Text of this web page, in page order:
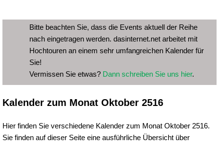
Bitte beachten Sie, dass die Events aktuell der Reihe
nach eingetragen werden. dasinternet.net arbeitet mit
Hochtouren an einem sehr umfangreichen Kalender für
Sie!
Vermissen Sie etwas? Dann schreiben Sie uns hier.
Kalender zum Monat Oktober 2516
Hier finden Sie verschiedene Kalender zum Monat Oktober 2516.
Sie finden auf dieser Seite eine ausführliche Übersicht über